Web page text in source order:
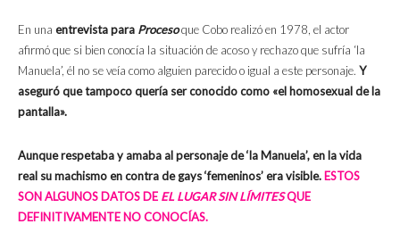
En una entrevista para Procesoque Cobo realizó en 1978, el actor
afirmó que si bien conocía la situación de acoso y rechazo que sufría ‘la
Manuela’, él no se veía como alguien parecido o igual a este personaje. Y
aseguró que tampoco quería ser conocido como «el homosexual de la
pantalla».
Aunque respetaba y amaba al personaje de ‘la Manuela’, en la vida
real su machismo en contra de gays ‘femeninos’ era visible. ESTOS
SON ALGUNOS DATOS DE EL LUGAR SIN LÍMITESQUE
DEFINITIVAMENTE NO CONOCÍAS.